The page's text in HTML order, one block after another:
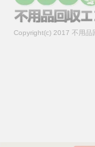
Copyright(c) 2017 不用品